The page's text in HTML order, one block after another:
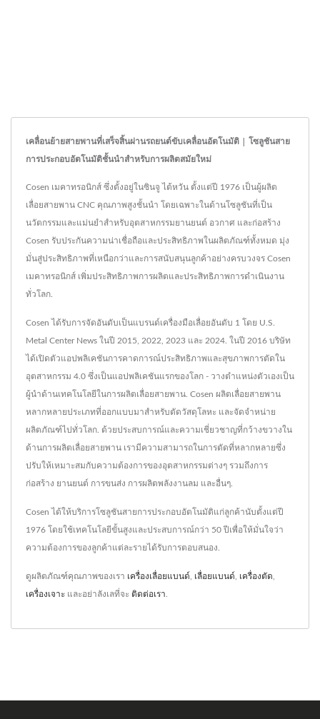
เคลื่อนย้ายสายพานที่เสร็จสิ้นผ่านรถยนต์ขับเคลื่อนอัตโนมัติ | โซลูชันสาย
การประกอบอัตโนมัติชั้นนำสำหรับการผลิตสมัยใหม่
Cosen เมคาทรอนิกส์ ซึ่งตั้งอยู่ในซินจู ไต้หวัน ตั้งแต่ปี 1976 เป็นผู้ผลิต
เลื่อยสายพาน CNC คุณภาพสูงชั้นนำ โดยเฉพาะในด้านโซลูชันที่เป็น
นวัตกรรมและแม่นยำสำหรับอุตสาหกรรมยานยนต์ อวกาศ และก่อสร้าง
Cosen รับประกันความน่าเชื่อถือและประสิทธิภาพในผลิตภัณฑ์ทั้งหมด มุ่ง
มั่นสู่ประสิทธิภาพที่เหนือกว่าและการสนับสนุนลูกค้าอย่างครบวงจร Cosen
เมคาทรอนิกส์ เพิ่มประสิทธิภาพการผลิตและประสิทธิภาพการดำเนินงาน
ทั่วโลก.
Cosen ได้รับการจัดอันดับเป็นแบรนด์เครื่องมือเลื่อยอันดับ 1 โดย U.S.
Metal Center News ในปี 2015, 2022, 2023 และ 2024. ในปี 2016 บริษัท
ได้เปิดตัวแอปพลิเคชันการคาดการณ์ประสิทธิภาพและสุขภาพการตัดใน
อุตสาหกรรม 4.0 ซึ่งเป็นแอปพลิเคชันแรกของโลก - วางตำแหน่งตัวเองเป็น
ผู้นำด้านเทคโนโลยีในการผลิตเลื่อยสายพาน. Cosen ผลิตเลื่อยสายพาน
หลากหลายประเภทที่ออกแบบมาสำหรับตัดวัสดุโลหะ และจัดจำหน่าย
ผลิตภัณฑ์ไปทั่วโลก. ด้วยประสบการณ์และความเชี่ยวชาญที่กว้างขวางใน
ด้านการผลิตเลื่อยสายพาน เรามีความสามารถในการตัดที่หลากหลายซึ่ง
ปรับให้เหมาะสมกับความต้องการของอุตสาหกรรมต่างๆ รวมถึงการ
ก่อสร้าง ยานยนต์ การขนส่ง การผลิตพลังงานลม และอื่นๆ.
Cosen ได้ให้บริการโซลูชันสายการประกอบอัตโนมัติแก่ลูกค้านับตั้งแต่ปี
1976 โดยใช้เทคโนโลยีขั้นสูงและประสบการณ์กว่า 50 ปีเพื่อให้มั่นใจว่า
ความต้องการของลูกค้าแต่ละรายได้รับการตอบสนอง.
ดูผลิตภัณฑ์คุณภาพของเรา เครื่องเลื่อยแบนด์ เลื่อยแบนด์ เครื่องตัด
เครื่องเจาะ และอย่าลังเลที่จะ ติดต่อเรา